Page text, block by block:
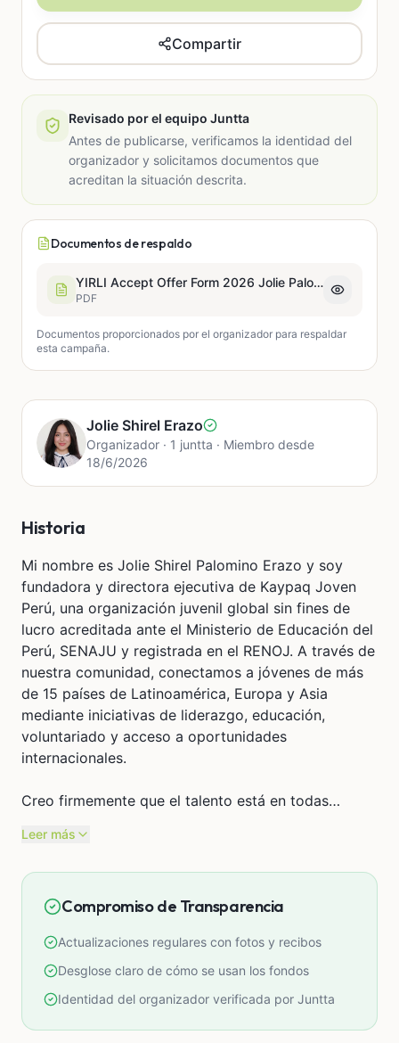
Compartir
Revisado por el equipo Juntta
Antes de publicarse, verificamos la identidad del
organizador y solicitamos documentos que
acreditan la situación descrita.
Documentos de respaldo
YIRLI Accept Offer Form 2026 Jolie Palomino.pdf
PDF
Documentos proporcionados por el organizador para respaldar
esta campaña.
Jolie Shirel Erazo
Organizador · 1 juntta · Miembro desde
18/6/2026
Historia
Mi nombre es Jolie Shirel Palomino Erazo y soy
fundadora y directora ejecutiva de Kaypaq Joven
Perú, una organización juvenil global sin fines de
lucro acreditada ante el Ministerio de Educación del
Perú, SENAJU y registrada en el RENOJ. A través de
nuestra comunidad, conectamos a jóvenes de más
de 15 países de Latinoamérica, Europa y Asia
mediante iniciativas de liderazgo, educación,
voluntariado y acceso a oportunidades
internacionales.
Creo firmemente que el talento está en todas
hace varios años trabajo para acercar experiencias
que, al igual que yo, buscan generar un impacto
positivo en sus comunidades y construir un mejor
Recientemente fui seleccionada para participar en el
Yale International Relations Leadership Institute, un
desarrollará de manera presencial en Yale
Leer más
Compromiso de Transparencia
Actualizaciones regulares con fotos y recibos
Desglose claro de cómo se usan los fondos
Identidad del organizador verificada por Juntta